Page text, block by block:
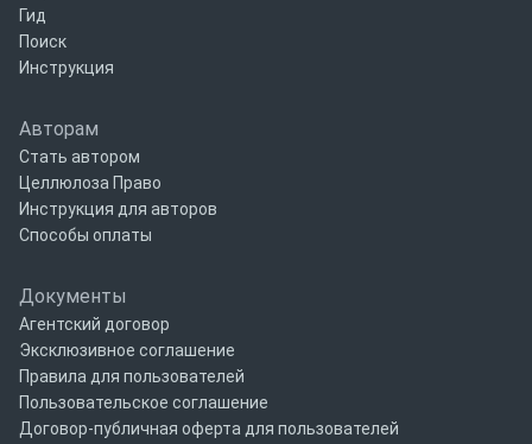
Гид
Поиск
Инструкция
Авторам
Стать автором
Целлюлоза Право
Инструкция для авторов
Способы оплаты
Документы
Агентский договор
Эксклюзивное соглашение
Правила для пользователей
Пользовательское соглашение
Договор-публичная оферта для пользователей